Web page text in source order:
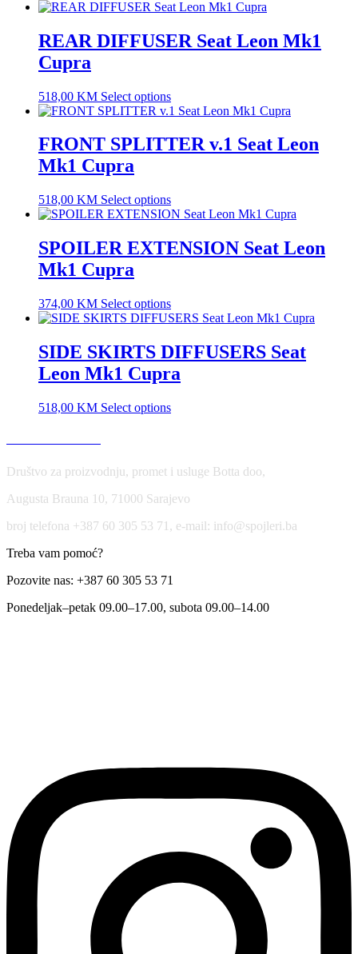
REAR DIFFUSER Seat Leon Mk1
Cupra
518,00 KM Select options
FRONT SPLITTER v.1 Seat Leon
Mk1 Cupra
518,00 KM Select options
SPOILER EXTENSION Seat Leon
Mk1 Cupra
374,00 KM Select options
SIDE SKIRTS DIFFUSERS Seat
Leon Mk1 Cupra
518,00 KM Select options
Društvo za proizvodnju, promet i usluge Botta doo,
Augusta Brauna 10, 71000 Sarajevo
broj telefona +387 60 305 53 71, e-mail: info@spojleri.ba
Treba vam pomoć?
Pozovite nas: +387 60 305 53 71
Ponedeljak–petak 09.00–17.00, subota 09.00–14.00